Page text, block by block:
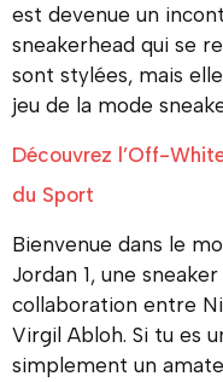
est devenue un
sneakerhead qui se
sont stylées, mais
jeu de la mode
Découvrez l’Off-
du Sport
Bienvenue dans le
Jordan 1, une
collaboration entre
Virgil Abloh. Si tu es
simplement un